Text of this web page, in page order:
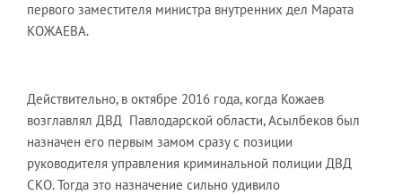
первого заместителя министра внутренних дел Марата
КОЖАЕВА.
Действительно, в октябре 2016 года, когда Кожаев
возглавлял ДВД Павлодарской области, Асылбеков был
назначен его первым замом сразу с позиции
руководителя управления криминальной полиции ДВД
СКО. Тогда это назначение сильно удивило